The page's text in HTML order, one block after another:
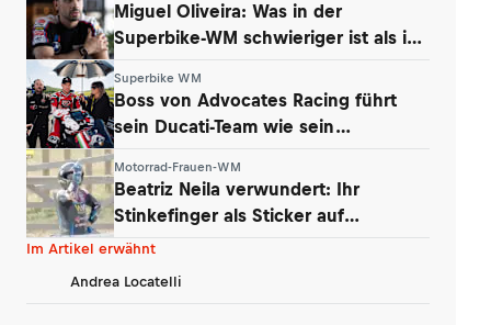
Miguel Oliveira: Was in der
Superbike-WM schwieriger ist als in
Superbike WM
Boss von Advocates Racing führt
sein Ducati-Team wie sein
Motorrad-Frauen-WM
Beatriz Neila verwundert: Ihr
Stinkefinger als Sticker auf
WhatsApp & Insta
Im Artikel erwähnt
Andrea Locatelli